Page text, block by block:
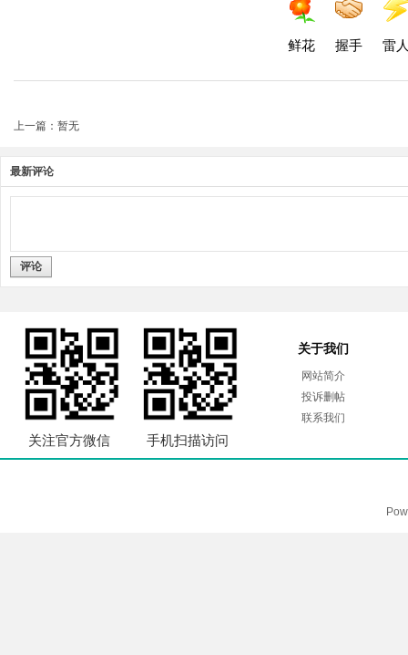
鲜花 握手 雷
上一篇：暂无
最新评论
评论
关注官方微信 手机扫描访问
关于我们
网站简介
投诉删帖
联系我们